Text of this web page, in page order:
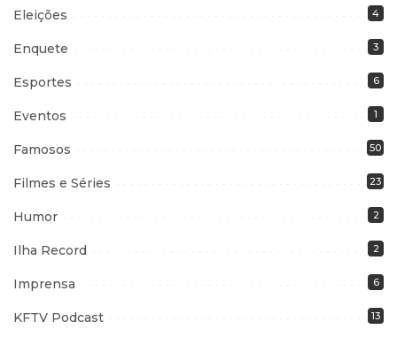
Eleições 4
Enquete 3
Esportes 6
Eventos 1
Famosos 50
Filmes e Séries 23
Humor 2
Ilha Record 2
Imprensa 6
KFTV Podcast 13